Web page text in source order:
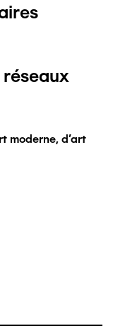
réseaux
moderne, d'art